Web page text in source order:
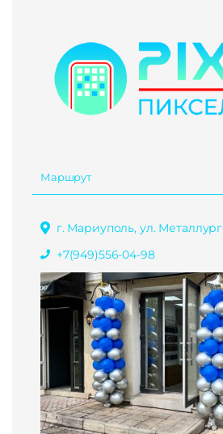
Маршрут
г. Мариуполь, ул.
+7(949)556-04-98